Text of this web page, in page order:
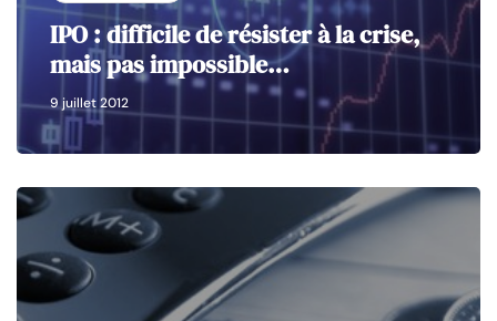
IPO : difficile de résister à la crise,
mais pas impossible…
9 juillet 2012